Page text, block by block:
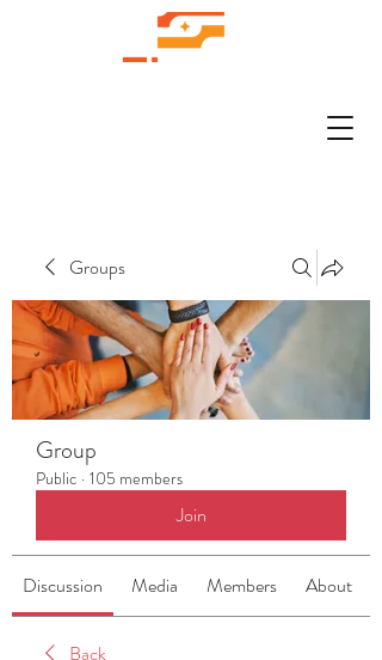
Groups
Group
Public · 105 members
Join
Discussion Media Members About
Back